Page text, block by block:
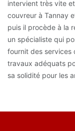
intervient très vite
couvreur à Tannay
puis il procède à la
un spécialiste qui
fournit des services
travaux adéquats
sa solidité pour les